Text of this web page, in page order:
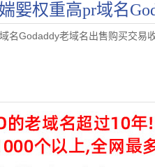
媐权重高pr域名
录域名,外链反链域
名Godaddy老域名出售购买交易